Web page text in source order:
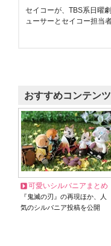
セイコーが、TBS系日曜
ューサーとセイコー担当
おすすめコンテンツ
可愛いシルバニアまとめ
『鬼滅の刃』の再現ほか、人
気のシルバニア投稿を公開